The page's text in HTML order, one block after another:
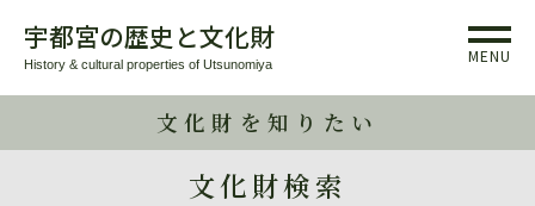
宇都宮の歴史と文化財
History & cultural properties of Utsunomiya MENU
文化財を知りたい
文化財検索